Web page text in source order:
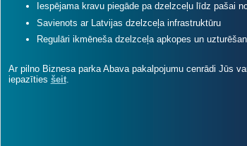
Iespējama kravu piegāde pa dzelzceļu līdz pašai
Savienots ar Latvijas dzelzceļa infrastruktūru
Regulāri ikmēneša dzelzceļa apkopes un
Ar pilno Biznesa parka Abava pakalpojumu cenrādi Jūs
iepazīties šeit.